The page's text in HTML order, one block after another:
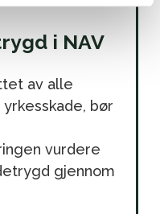
i NAV
av alle
bør
vurdere
gjennom